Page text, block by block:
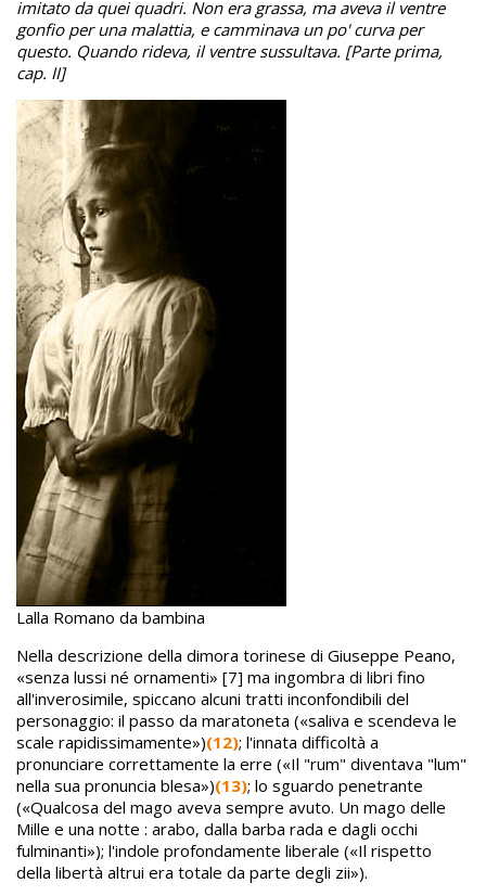
imitato da quei quadri. Non era grassa, ma aveva il ventre
gonfio per una malattia, e camminava un po' curva per
questo. Quando rideva, il ventre sussultava. [Parte prima,
cap. II]
Lalla Romano da bambina
Nella descrizione della dimora torinese di Giuseppe Peano,
«senza lussi né ornamenti» [7] ma ingombra di libri fino
all'inverosimile, spiccano alcuni tratti inconfondibili del
personaggio: il passo da maratoneta («saliva e scendeva le
scale rapidissimamente»)(12); l'innata difficoltà a
pronunciare correttamente la erre («Il "rum" diventava "lum"
nella sua pronuncia blesa»)(13); lo sguardo penetrante
(«Qualcosa del mago aveva sempre avuto. Un mago delle
Mille e una notte : arabo, dalla barba rada e dagli occhi
fulminanti»); l'indole profondamente liberale («Il rispetto
della libertà altrui era totale da parte degli zii»).